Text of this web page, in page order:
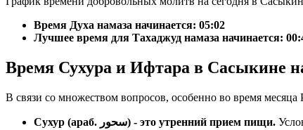
Время Духа намаза начинается: 05:02
Лучшее время для Тахаджуд намаза начинается:
Время Сухура и Ифтара в Сасыкине
В связи со множеством вопросов, особенно во время
Сухур (араб. سحور) - это утренний прием пищи.